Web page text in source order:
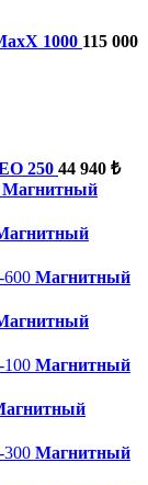
1000 115 000
250 44 940 ₺
Магнитный
Магнитный
Магнитный
Магнитный